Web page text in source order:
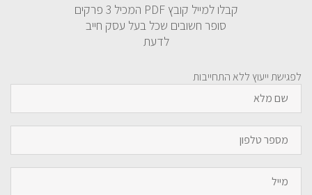
קבלו למייל קובץ PDF המכיל 3 פרקים
סופר חשובים שכל בעל עסק חייב
לדעת
לפגישת ייעוץ ללא התחייבות